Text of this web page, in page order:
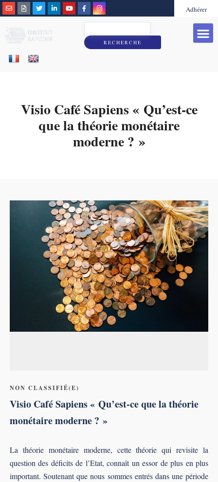
Adhérer
RECHERCHE
Visio Café Sapiens « Qu’est-ce
que la théorie monétaire
moderne ? »
NON CLASSIFIÉ(E)
Visio Café Sapiens « Qu’est-ce que la théorie
monétaire moderne ? »
La théorie monétaire moderne, cette théorie qui revisite la
question des déficits de l’Etat, connaît un essor de plus en plus
important. Soutenant que nous sommes entrés dans une période